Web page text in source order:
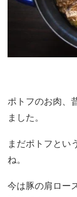
ポトフのお肉、
ました。
まだポトフとい
ね。
今は豚の肩ロー